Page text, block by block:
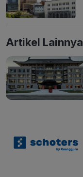
Artikel Lainnya